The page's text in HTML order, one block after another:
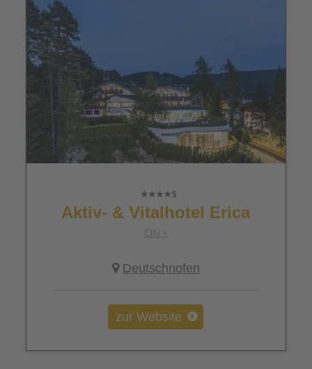
Aktiv- & Vitalhotel Erica
CIN +
Deutschnofen
zur Website